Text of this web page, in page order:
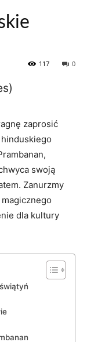
0
117
zaprosić
swoją
Zanurzmy
dla kultury